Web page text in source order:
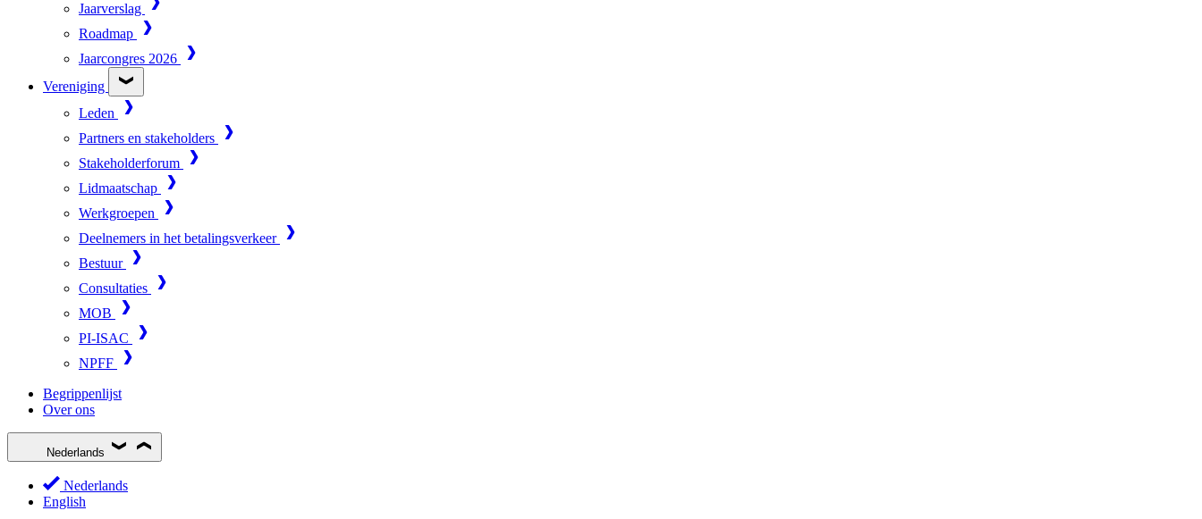
Jaarverslag
Roadmap
Jaarcongres 2026
Vereniging
Leden
Partners en stakeholders
Stakeholderforum
Lidmaatschap
Werkgroepen
Deelnemers in het betalingsverkeer
Bestuur
Consultaties
MOB
PI-ISAC
NPFF
Begrippenlijst
Over ons
Nederlands
Nederlands
English